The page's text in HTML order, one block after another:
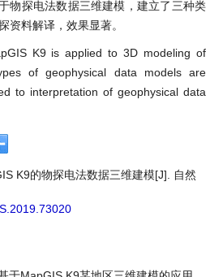
物探电法数据三维建模，建立了三种类
资料解译，效果显著。
K9 is applied to 3D modeling of
of geophysical data models are
to interpretation of geophysical data
K9的物探电法数据三维建模[J]. 自然